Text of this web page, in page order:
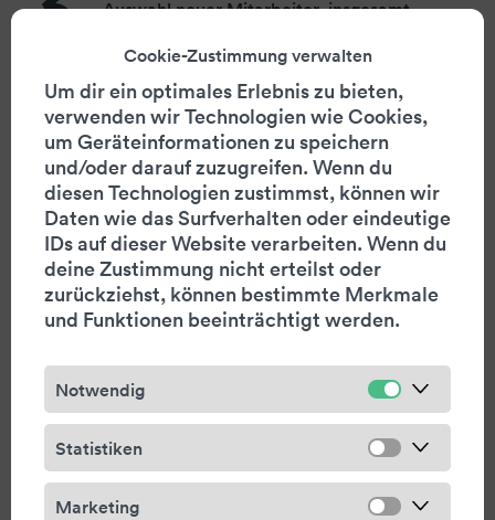
Auswahl neuer Mitarbeiter, insgesamt
kaum 1 2
4.Wie ausgeprägt nehmen Ihre
Stakeholder im Allgemeinen wahr, dass
Ihr Unternehmen digital unterwegs ist?
kaum 0 1 2 3 4
5.
modell Ihres Unternehmens auf digitalen
Technologien?
4 5
Cookie-Zustimmung verwalten
Um dir ein optimales Erlebnis zu bieten,
verwenden wir Technologien wie Cookies,
um Geräteinformationen zu speichern
und/oder darauf zuzugreifen. Wenn du
diesen Technologien zustimmst, können wir
Daten wie das Surfverhalten oder eindeutige
IDs auf dieser Website verarbeiten. Wenn du
deine Zustimmung nicht erteilst oder
zurückziehst, können bestimmte Merkmale
und Funktionen beeinträchtigt werden.
Notwendig
Statistiken
Marketing